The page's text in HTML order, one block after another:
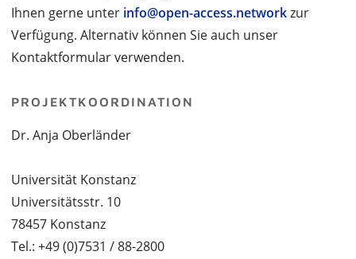
Ihnen gerne unter info@open-access.networkzur
Verfügung. Alternativ können Sie auch unser
Kontaktformular verwenden.
PROJEKTKOORDINATION
Dr. Anja Oberländer
Universität Konstanz
Universitätsstr. 10
78457 Konstanz
Tel.: +49 (0)7531 / 88-2800